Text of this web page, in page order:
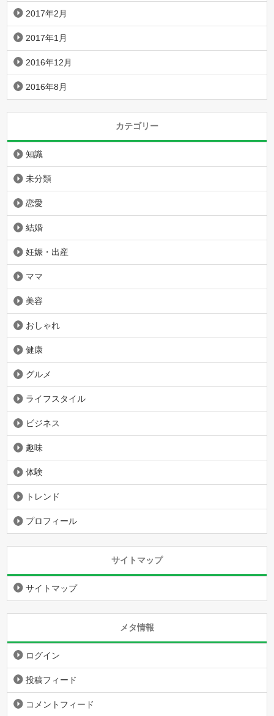
2017年2月
2017年1月
2016年12月
2016年8月
カテゴリー
知識
未分類
恋愛
結婚
妊娠・出産
ママ
美容
おしゃれ
健康
グルメ
ライフスタイル
ビジネス
趣味
体験
トレンド
プロフィール
サイトマップ
サイトマップ
メタ情報
ログイン
投稿フィード
コメントフィード